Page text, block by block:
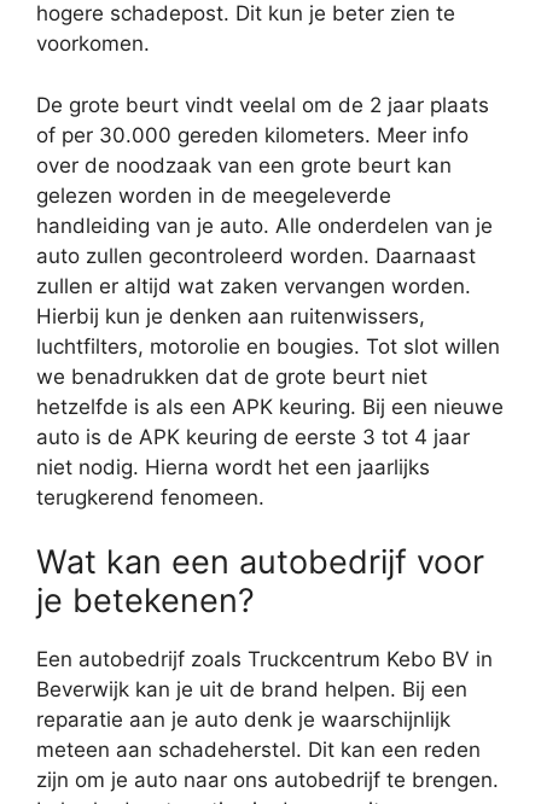
hogere schadepost. Dit kun je beter zien te
voorkomen.
De grote beurt vindt veelal om de 2 jaar plaats
of per 30.000 gereden kilometers. Meer info
over de noodzaak van een grote beurt kan
gelezen worden in de meegeleverde
handleiding van je auto. Alle onderdelen van je
auto zullen gecontroleerd worden. Daarnaast
zullen er altijd wat zaken vervangen worden.
Hierbij kun je denken aan ruitenwissers,
luchtfilters, motorolie en bougies. Tot slot willen
we benadrukken dat de grote beurt niet
hetzelfde is als een APK keuring. Bij een nieuwe
auto is de APK keuring de eerste 3 tot 4 jaar
niet nodig. Hierna wordt het een jaarlijks
terugkerend fenomeen.
Wat kan een autobedrijf voor
je betekenen?
Een autobedrijf zoals Truckcentrum Kebo BV in
Beverwijk kan je uit de brand helpen. Bij een
reparatie aan je auto denk je waarschijnlijk
meteen aan schadeherstel. Dit kan een reden
zijn om je auto naar ons autobedrijf te brengen.